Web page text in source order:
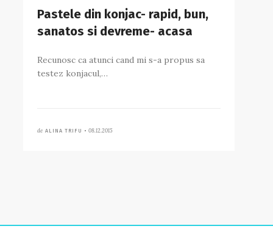
Pastele din konjac- rapid, bun,
sanatos si devreme- acasa
Recunosc ca atunci cand mi s-a propus sa
testez konjacul,…
de ALINA TRIFU • 08.12.2015